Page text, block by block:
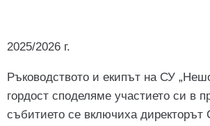
2025/2026 г.
Ръководството и екипът на СУ
гордост споделяме участието си в
събитието се включиха